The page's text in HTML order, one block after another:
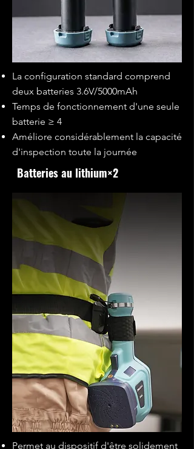
La configuration standard comprend
deux batteries 3.6V/5000mAh
Temps de fonctionnement d'une seule
batterie ≥ 4
Améliore considérablement la capacité
d'inspection toute la journée
Batteries au lithium×2
Permet au dispositif d'être solidement